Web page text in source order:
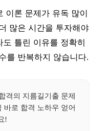
이론 문제가 유독 많이
많은 시간을 투자해야
틀린 이유를 정확히
를 반복하지 않습니다.
격의 지름길기출 문제
바로 합격 노하우 얻어
!